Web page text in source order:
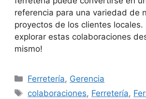
referencia para una variedad de
proyectos de los clientes locales.
explorar estas colaboraciones
mismo!
Categorías
Ferretería, Gerencia
Etiquetas
colaboraciones, Ferretería,